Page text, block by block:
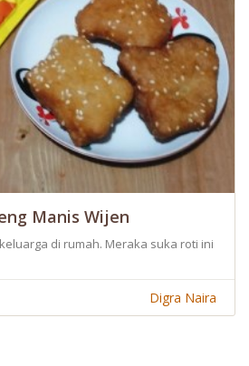
Manis Wijen
di rumah. Meraka suka roti ini
Digra Naira